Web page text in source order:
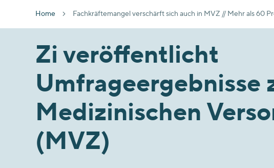
Home Fachkräftemangel verschärft sich auch in MVZ // Mehr als 60
Zi veröffentlicht
Umfrageergebnisse
Medizinischen
(MVZ)